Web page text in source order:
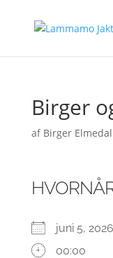
Birger
af Birger Elmedal
juni 5,
00:00